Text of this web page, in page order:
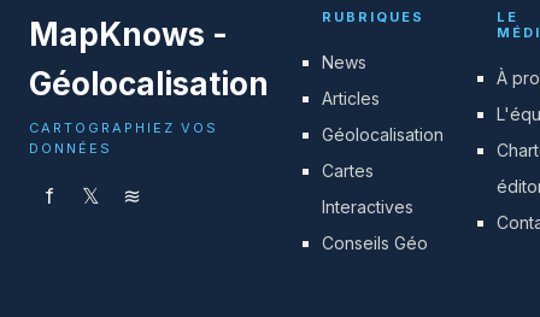
MapKnows -
Géolocalisation
CARTOGRAPHIEZ VOS
DONNÉES
f 𝕏 ≋
RUBRIQUES
News
Articles
Géolocalisation
Cartes
Interactives
Conseils Géo
LE
À